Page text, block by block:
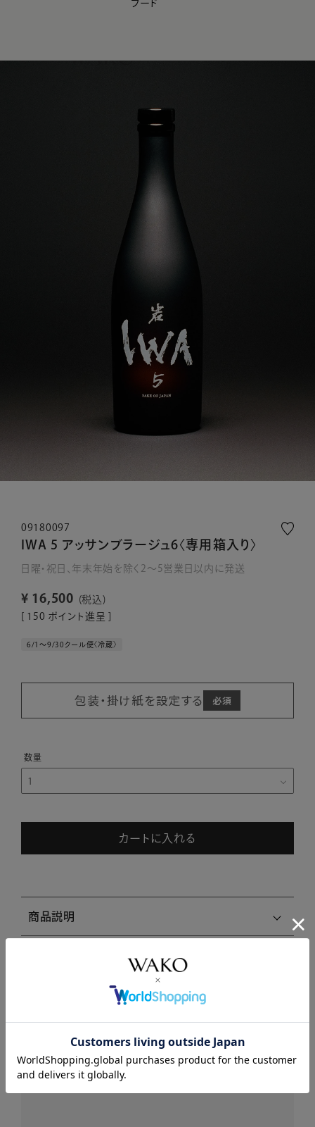
【会員様限定】夏のプレゼントキャンペーン開催中
フード
09180097
IWA 5 アッサンブラージュ6〈専用箱入り〉
日曜・祝日、年末年始を除く2～5営業日以内に発送
¥ 16,500
税込
150 ポイント進呈 ]
6/1～9/30クール便〈冷蔵〉
包装・掛け紙を設定する
カートに入れる
商品説明
注意事項・キャンセル・返品
レビューはありません。